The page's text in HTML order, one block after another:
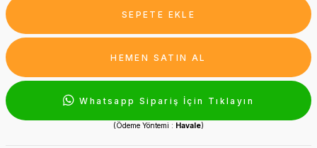
SEPETE EKLE
HEMEN SATIN AL
Whatsapp Sipariş İçin Tıklayın
(Ödeme Yöntemi : Havale)